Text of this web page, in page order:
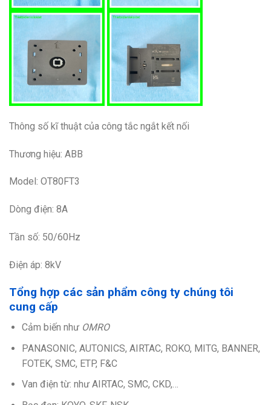
Thông số kĩ thuật của công tắc ngắt kết nối
Thương hiệu: ABB
Model: OT80FT3
Dòng điện: 8A
Tần số: 50/60Hz
Điện áp: 8kV
Tổng hợp các sản phẩm công ty chúng tôi
cung cấp
Cảm biến như OMRO
PANASONIC, AUTONICS, AIRTAC, ROKO, MITG, BANNER,
FOTEK, SMC, ETP, F&C
Van điện từ: như AIRTAC, SMC, CKD,…